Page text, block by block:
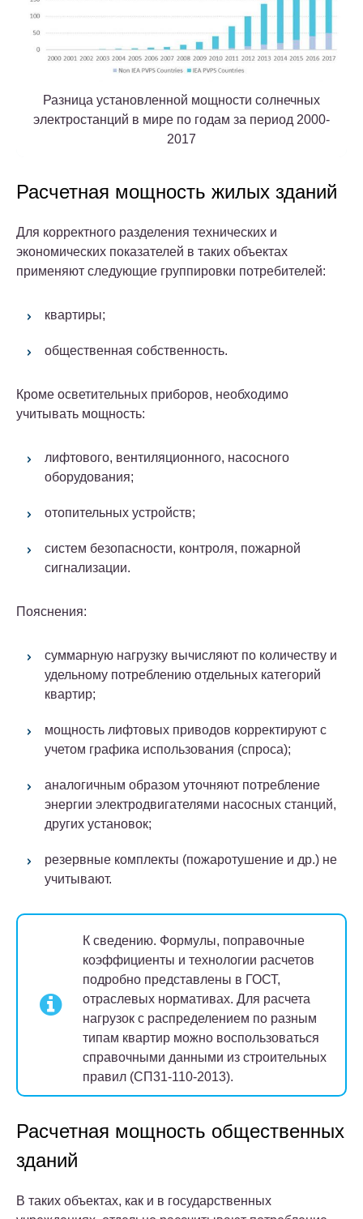
Разница установленной мощности солнечных
электростанций в мире по годам за период 2000-
2017
Расчетная мощность жилых зданий
Для корректного разделения технических и
экономических показателей в таких объектах
применяют следующие группировки потребителей:
квартиры;
общественная собственность.
Кроме осветительных приборов, необходимо
учитывать мощность:
лифтового, вентиляционного, насосного
оборудования;
отопительных устройств;
систем безопасности, контроля, пожарной
сигнализации.
Пояснения:
суммарную нагрузку вычисляют по количеству и
удельному потреблению отдельных категорий
квартир;
мощность лифтовых приводов корректируют с
учетом графика использования (спроса);
аналогичным образом уточняют потребление
энергии электродвигателями насосных станций,
других установок;
резервные комплекты (пожаротушение и др.) не
учитывают.
К сведению. Формулы, поправочные
коэффициенты и технологии расчетов
подробно представлены в ГОСТ,
отраслевых нормативах. Для расчета
нагрузок с распределением по разным
типам квартир можно воспользоваться
справочными данными из строительных
правил (СП31-110-2013).
Расчетная мощность общественных
зданий
В таких объектах, как и в государственных